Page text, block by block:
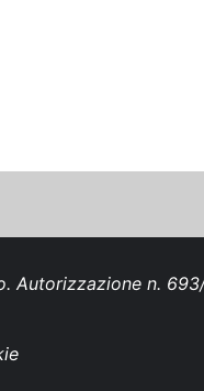
Autorizzazione n.